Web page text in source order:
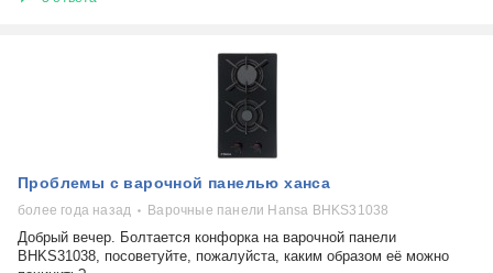
Проблемы с варочной панелью ханса
более года назад Варочные панели Hansa BHKS31038
Добрый вечер. Болтается конфорка на варочной панели
BHKS31038, посоветуйте, пожалуйста, каким образом её можно